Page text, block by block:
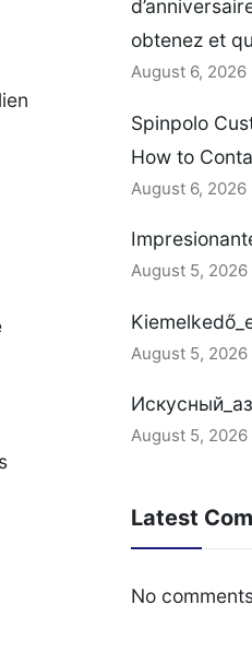
obtenez et
August 6, 2026
Spinpolo
How to
August 6, 2026
August 5, 2026
August 5, 2026
August 5, 2026
Latest
No